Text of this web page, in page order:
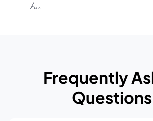
ん。
Frequently
Questions